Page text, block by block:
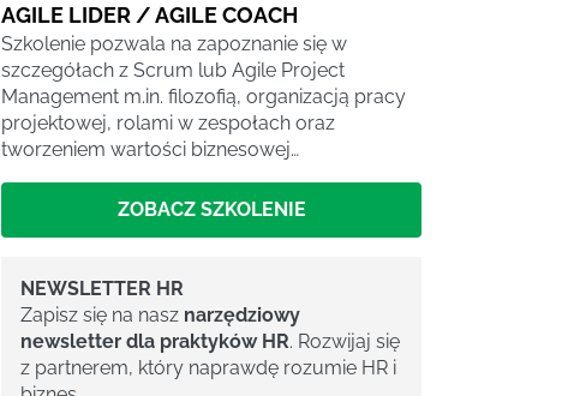
AGILE LIDER / AGILE COACH
Szkolenie pozwala na zapoznanie się w
szczegółach z Scrum lub Agile Project
Management m.in. filozofią, organizacją pracy
projektowej, rolami w zespołach oraz
tworzeniem wartości biznesowej…
ZOBACZ SZKOLENIE
NEWSLETTER HR
Zapisz się na nasz narzędziowy
newsletter dla praktyków HR. Rozwijaj się
z partnerem, który naprawdę rozumie HR i